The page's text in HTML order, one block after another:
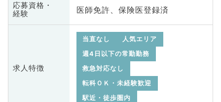
応募資格・
経験
医師免許、保険医登録済
求人特徴
当直なし
人気エリア
週4日以下の常勤勤務
救急対応なし
転科ＯＫ・未経験歓迎
駅近・徒歩圏内